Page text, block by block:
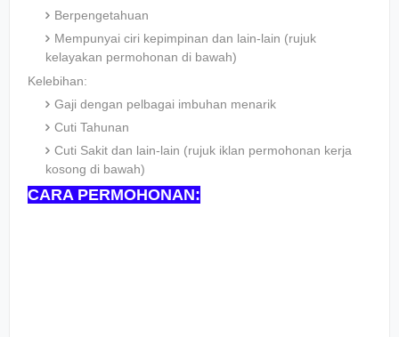
Berpengetahuan
Mempunyai ciri kepimpinan dan lain-lain (rujuk
kelayakan permohonan di bawah)
Kelebihan:
Gaji dengan pelbagai imbuhan menarik
Cuti Tahunan
Cuti Sakit dan lain-lain (rujuk iklan permohonan kerja
kosong di bawah)
CARA PERMOHONAN: